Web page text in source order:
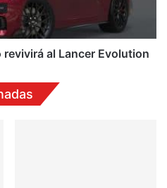
al Lancer Evolution